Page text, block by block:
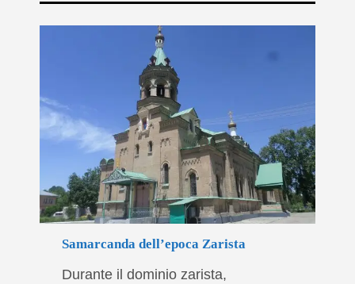
Samarcanda dell’epoca Zarista
Durante il dominio zarista,